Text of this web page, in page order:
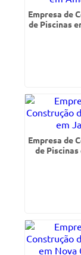
Empresa de
de Piscinas
Empresa de
de Piscinas